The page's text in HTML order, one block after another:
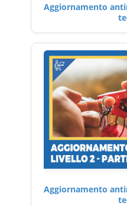
Aggiornamento
Aggiornamento